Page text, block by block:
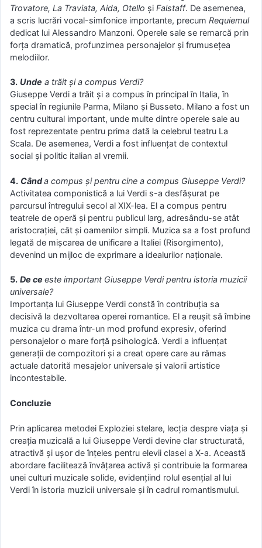
Trovatore, La Traviata, Aida, Otello și Falstaff. De asemenea,
a scris lucrări vocal-simfonice importante, precum Requiemul
dedicat lui Alessandro Manzoni. Operele sale se remarcă prin
forța dramatică, profunzimea personajelor și frumusețea
melodiilor.
3. Unde a trăit și a compus Verdi?
Giuseppe Verdi a trăit și a compus în principal în Italia, în
special în regiunile Parma, Milano și Busseto. Milano a fost un
centru cultural important, unde multe dintre operele sale au
fost reprezentate pentru prima dată la celebrul teatru La
Scala. De asemenea, Verdi a fost influențat de contextul
social și politic italian al vremii.
4. Cânda compus și pentru cine a compus Giuseppe Verdi?
Activitatea componistică a lui Verdi s-a desfășurat pe
parcursul întregului secol al XIX-lea. El a compus pentru
teatrele de operă și pentru publicul larg, adresându-se atât
aristocrației, cât și oamenilor simpli. Muzica sa a fost profund
legată de mișcarea de unificare a Italiei (Risorgimento),
devenind un mijloc de exprimare a idealurilor naționale.
5. De ce este important Giuseppe Verdi pentru istoria muzicii
universale?
Importanța lui Giuseppe Verdi constă în contribuția sa
decisivă la dezvoltarea operei romantice. El a reușit să îmbine
muzica cu drama într-un mod profund expresiv, oferind
personajelor o mare forță psihologică. Verdi a influențat
generații de compozitori și a creat opere care au rămas
actuale datorită mesajelor universale și valorii artistice
incontestabile.
Concluzie
Prin aplicarea metodei Exploziei stelare, lecția despre viața și
creația muzicală a lui Giuseppe Verdi devine clar structurată,
atractivă și ușor de înțeles pentru elevii clasei a X-a. Această
abordare facilitează învățarea activă și contribuie la formarea
unei culturi muzicale solide, evidențiind rolul esențial al lui
Verdi în istoria muzicii universale și în cadrul romantismului.